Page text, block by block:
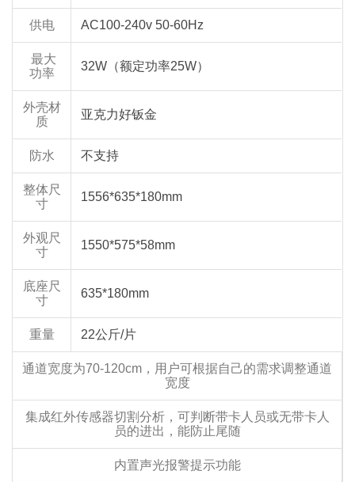
供电 AC100-240v 50-60Hz
最大
功率
32W（额定功率25W）
外壳材
质
亚克力好钣金
防水 不支持
整体尺
寸
1556*635*180mm
外观尺
寸
1550*575*58mm
底座尺
寸
635*180mm
重量 22公斤/片
通道宽度为70-120cm，用户可根据自己的需求调整通道
宽度
集成红外传感器切割分析，可判断带卡人员或无带卡人
员的进出，能防止尾随
内置声光报警提示功能